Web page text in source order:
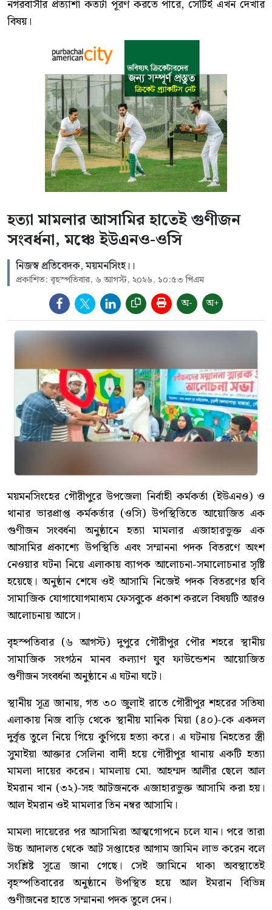
নগরবাসীর প্রত্যাশা কতটা পূরণ করতে পারে, সেটিই এখন দেখার
বিষয়।
হত্যা মামলার আসামির হাতেই গুণীজন
সংবর্ধনা, মঞ্চে ইউএনও-ওসি
নিজস্ব প্রতিবেদক, ময়মনসিংহ।।
প্রকাশিত: বৃহস্পতিবার, ৬ আগস্ট, ২০২৬, ১০:৫৩ পিএম
অ- অ+
ময়মনসিংহের গৌরীপুরে উপজেলা নির্বাহী কর্মকর্তা (ইউএনও) ও
থানার ভারপ্রাপ্ত কর্মকর্তার (ওসি) উপস্থিতিতে আয়োজিত এক
গুণীজন সংবর্ধনা অনুষ্ঠানে হত্যা মামলার এজাহারভুক্ত এক
আসামির প্রকাশ্যে উপস্থিতি এবং সম্মাননা পদক বিতরণে অংশ
নেওয়ার ঘটনা নিয়ে এলাকায় ব্যাপক আলোচনা-সমালোচনার সৃষ্টি
হয়েছে। অনুষ্ঠান শেষে ওই আসামি নিজেই পদক বিতরণের ছবি
সামাজিক যোগাযোগমাধ্যম ফেসবুকে প্রকাশ করলে বিষয়টি আরও
আলোচনায় আসে।
বৃহস্পতিবার (৬ আগস্ট) দুপুরে গৌরীপুর পৌর শহরে স্থানীয়
সামাজিক সংগঠন মানব কল্যাণ যুব ফাউন্ডেশন আয়োজিত
গুণীজন সংবর্ধনা অনুষ্ঠানে এ ঘটনা ঘটে।
স্থানীয় সূত্র জানায়, গত ৩০ জুলাই রাতে গৌরীপুর শহরের সতিষা
এলাকায় নিজ বাড়ি থেকে স্থানীয় মানিক মিয়া (৪০)-কে একদল
দুর্বৃত্ত তুলে নিয়ে গিয়ে কুপিয়ে হত্যা করে। এ ঘটনায় নিহতের স্ত্রী
সুমাইয়া আক্তার সেলিনা বাদী হয়ে গৌরীপুর থানায় একটি হত্যা
মামলা দায়ের করেন। মামলায় মো. আহম্মদ আলীর ছেলে আল
ইমরান খান (৩২)-সহ আটজনকে এজাহারভুক্ত আসামি করা হয়।
আল ইমরান ওই মামলার তিন নম্বর আসামি।
মামলা দায়েরের পর আসামিরা আত্মগোপনে চলে যান। পরে তারা
উচ্চ আদালত থেকে আট সপ্তাহের আগাম জামিন লাভ করেন বলে
সংশ্লিষ্ট সূত্রে জানা গেছে। সেই জামিনে থাকা অবস্থাতেই
বৃহস্পতিবারের অনুষ্ঠানে উপস্থিত হয়ে আল ইমরান বিভিন্ন
গুণীজনের হাতে সম্মাননা পদক তুলে দেন।